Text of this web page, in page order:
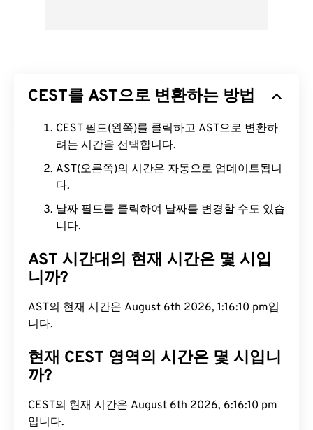
CEST를 AST으로 변환하는 방법
CEST 필드(왼쪽)를 클릭하고 AST으로 변환하
려는 시간을 선택합니다.
AST(오른쪽)의 시간은 자동으로 업데이트됩니
다.
날짜 필드를 클릭하여 날짜를 변경할 수도 있습
니다.
AST 시간대의 현재 시간은 몇 시입
니까?
AST의 현재 시간은 August 6th 2026, 1:16:11 pm입
니다.
현재 CEST 영역의 시간은 몇 시입니
까?
CEST의 현재 시간은 August 6th 2026, 6:16:11 pm
입니다.